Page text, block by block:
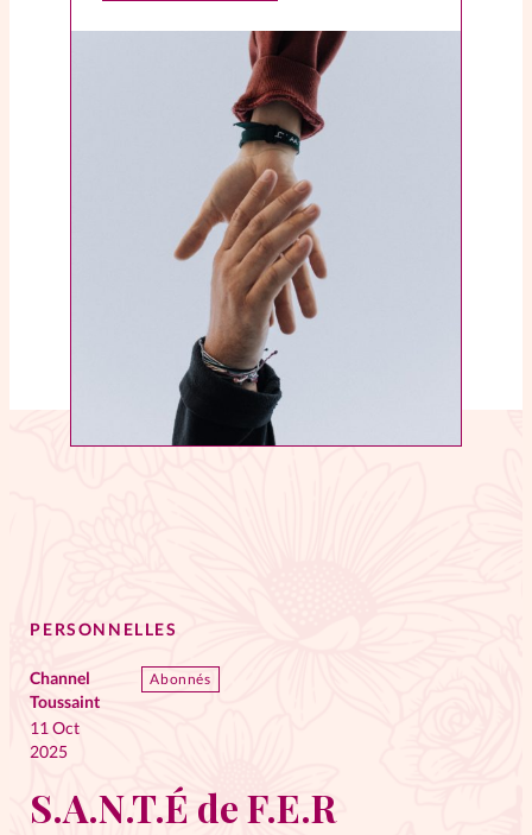
Mon compte
Changement d'adresse
Nous contacter
PERSONNELLES
Channel
Toussaint
11 Oct
2025
Abonnés
S.A.N.T.É de F.E.R